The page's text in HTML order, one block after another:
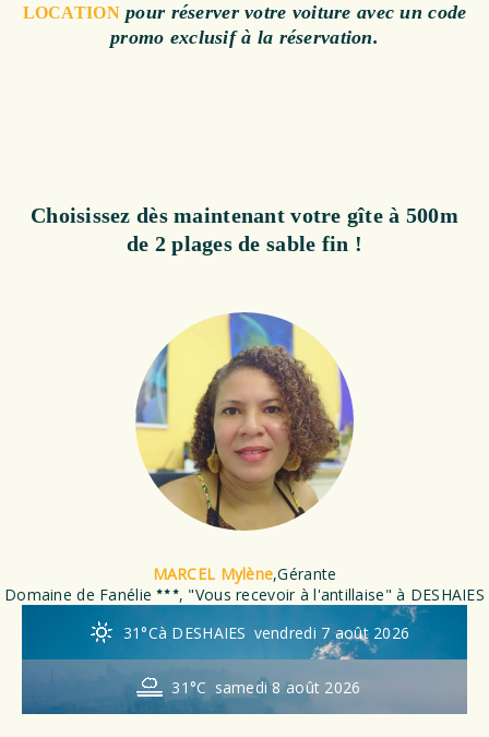
LOCATIONpour réserver votre voiture avec un code
promo exclusif à la réservation.
Choisissez dès maintenant votre gîte à 500m
de 2 plages de sable fin !
MARCEL Mylène,Gérante
Domaine de Fanélie
, "Vous recevoir à l'antillaise" à DESHAIES
31°Cà DESHAIES vendredi 7 août 2026
31°C samedi 8 août 2026